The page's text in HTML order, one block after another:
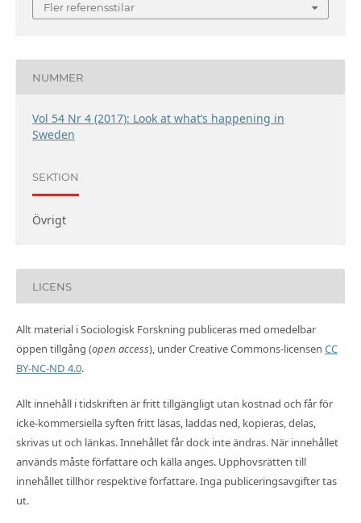
Fler referensstilar
NUMMER
Vol 54 Nr 4 (2017): Look at what’s happening in
Sweden
SEKTION
Övrigt
LICENS
Allt material i Sociologisk Forskning publiceras med omedelbar
öppen tillgång (open access), under Creative Commons-licensen CC
BY-NC-ND 4.0.
Allt innehåll i tidskriften är fritt tillgängligt utan kostnad och får för
icke-kommersiella syften fritt läsas, laddas ned, kopieras, delas,
skrivas ut och länkas. Innehållet får dock inte ändras. När innehållet
används måste författare och källa anges. Upphovsrätten till
innehållet tillhör respektive författare. Inga publiceringsavgifter tas
ut.